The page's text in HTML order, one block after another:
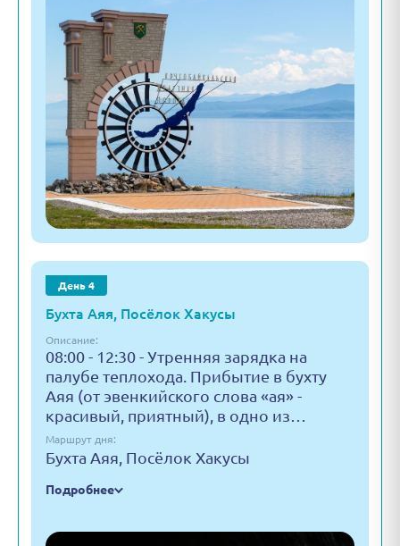
День 4
Бухта Аяя, Посёлок Хакусы
Описание:
08:00 - 12:30 - Утренняя зарядка на
палубе теплохода. Прибытие в бухту
Аяя (от эвенкийского слова «ая» -
красивый, приятный), в одно из…
Маршрут дня:
Бухта Аяя, Посёлок Хакусы
Подробнее